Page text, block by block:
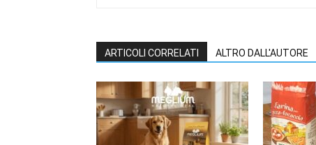
ARTICOLI CORRELATI ALTRO DALL'AUTORE